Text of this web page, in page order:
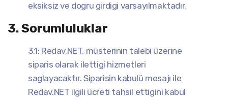
eksiksiz ve dogru girdigi varsayılmaktadır.
3. Sorumluluklar
3.1: Redav.NET, müsterinin talebi üzerine
siparis olarak ilettigi hizmetleri
saglayacaktır. Siparisin kabulü mesajı ile
Redav.NET ilgili ücreti tahsil ettigini kabul